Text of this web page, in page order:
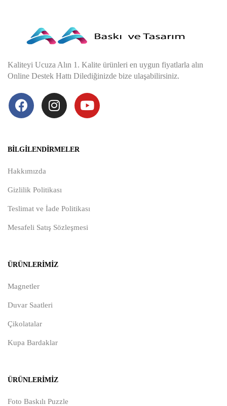
Kaliteyi Ucuza Alın 1. Kalite ürünleri en uygun fiyatlarla alın
Online Destek Hattı Dilediğinizde bize ulaşabilirsiniz.
BILGILENDIRMELER
Hakkımızda
Gizlilik Politikası
Teslimat ve İade Politikası
Mesafeli Satış Sözleşmesi
ÜRÜNLERIMIZ
Magnetler
Duvar Saatleri
Çikolatalar
Kupa Bardaklar
ÜRÜNLERIMIZ
Foto Baskılı Puzzle